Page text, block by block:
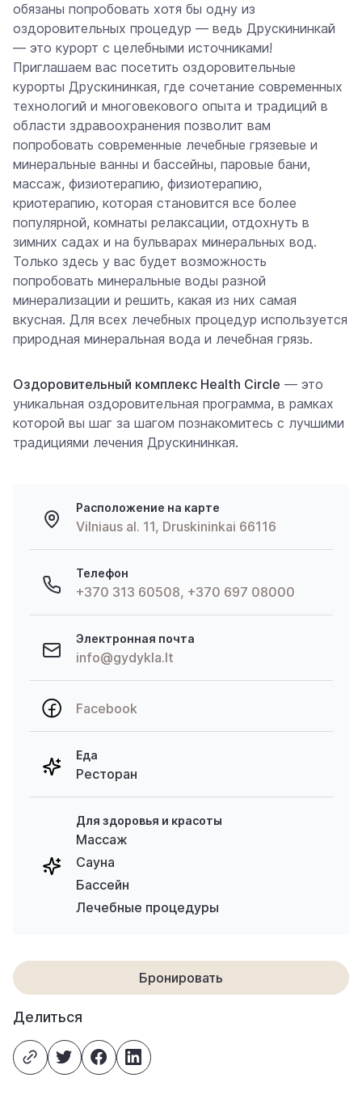
обязаны попробовать хотя бы одну из
оздоровительных процедур — ведь Друскининкай
— это курорт с целебными источниками!
Приглашаем вас посетить оздоровительные
курорты Друскининкая, где сочетание современных
технологий и многовекового опыта и традиций в
области здравоохранения позволит вам
попробовать современные лечебные грязевые и
минеральные ванны и бассейны, паровые бани,
массаж, физиотерапию, физиотерапию,
криотерапию, которая становится все более
популярной, комнаты релаксации, отдохнуть в
зимних садах и на бульварах минеральных вод.
Только здесь у вас будет возможность
попробовать минеральные воды разной
минерализации и решить, какая из них самая
вкусная. Для всех лечебных процедур используется
природная минеральная вода и лечебная грязь.
Оздоровительный комплекс Health Circle — это
уникальная оздоровительная программа, в рамках
которой вы шаг за шагом познакомитесь с лучшими
традициями лечения Друскининкая.
Расположение на карте
Vilniaus al. 11, Druskininkai 66116
Телефон
+370 313 60508, +370 697 08000
Электронная почта
info@gydykla.lt
Facebook
Еда
Ресторан
Для здоровья и красоты
Массаж
Сауна
Бассейн
Лечебные процедуры
Бронировать
Делиться